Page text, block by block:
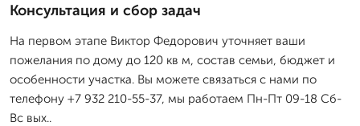
Консультация и сбор задач
На первом этапе Виктор Федорович уточняет ваши
пожелания по дому до 120 кв м, состав семьи, бюджет и
особенности участка. Вы можете связаться с нами по
телефону +7 932 210-55-37, мы работаем Пн-Пт 09-18 Сб-
Вс вых..